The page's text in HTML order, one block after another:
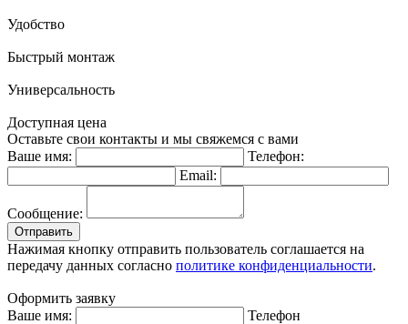
Удобство
Быстрый монтаж
Универсальность
Доступная цена
Оставьте свои контакты и мы свяжемся с вами
Ваше имя:
Телефон:
Email:
Сообщение:
Отправить
Нажимая кнопку отправить пользователь соглашается на
передачу данных согласно политике конфиденциальности.
Оформить заявку
Ваше имя:
Телефон